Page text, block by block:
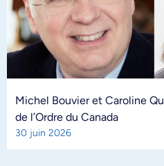
Michel Bouvier et Caroline
de l’Ordre du Canada
30 juin 2026